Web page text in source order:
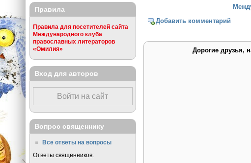
Добавить комментарий
Дорогие друзья,
Правила
Правила для посетителей сайта
Международного клуба
православных литераторов
«Омилия»
Вход для авторов
Войти на сайт
Вопрос священнику
Все ответы на вопросы
Ответы священников: